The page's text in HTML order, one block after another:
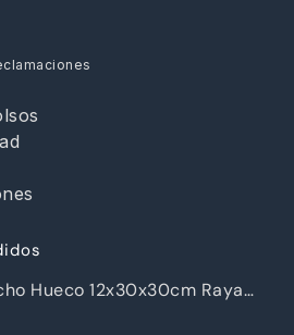
Hueco 12x30x30cm Raya